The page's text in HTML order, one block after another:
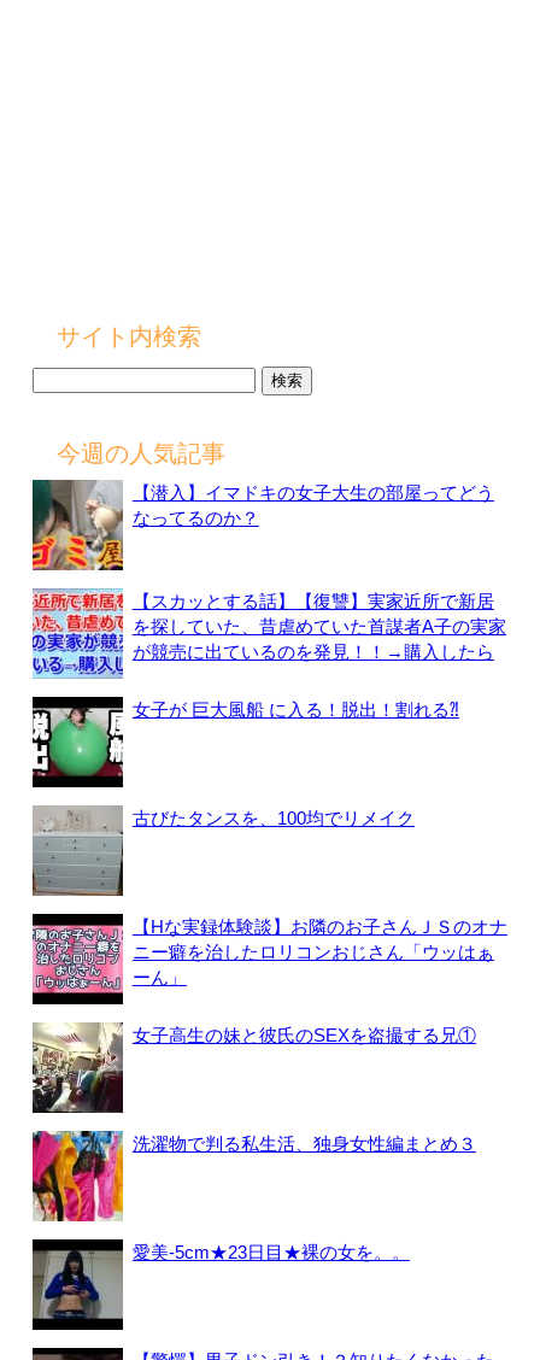
サイト内検索
今週の人気記事
【潜入】イマドキの女子大生の部屋ってどう
なってるのか？
【スカッとする話】【復讐】実家近所で新居
を探していた、昔虐めていた首謀者A子の実家
が競売に出ているのを発見！！→購入したら
女子が 巨大風船 に入る！脱出！割れる⁈
古びたタンスを、100均でリメイク
【Hな実録体験談】お隣のお子さんＪＳのオナ
ニー癖を治したロリコンおじさん「ウッはぁ
ーん」
女子高生の妹と彼氏のSEXを盗撮する兄①
洗濯物で判る私生活、独身女性編まとめ３
愛美-5cm★23日目★裸の女を。。